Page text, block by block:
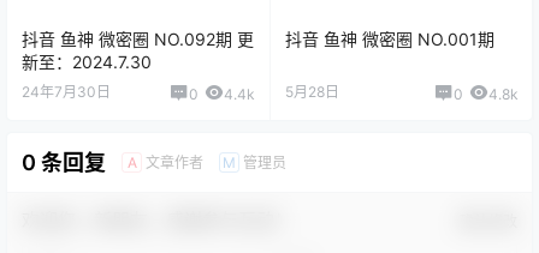
抖音 鱼神 微密圈 NO.092期 更
新至：2024.7.30
24年7月30日 0 4.4k
抖音 鱼神 微密圈 NO.001期
5月28日 0 4.8k
0 条回复 A 文章作者 M 管理员